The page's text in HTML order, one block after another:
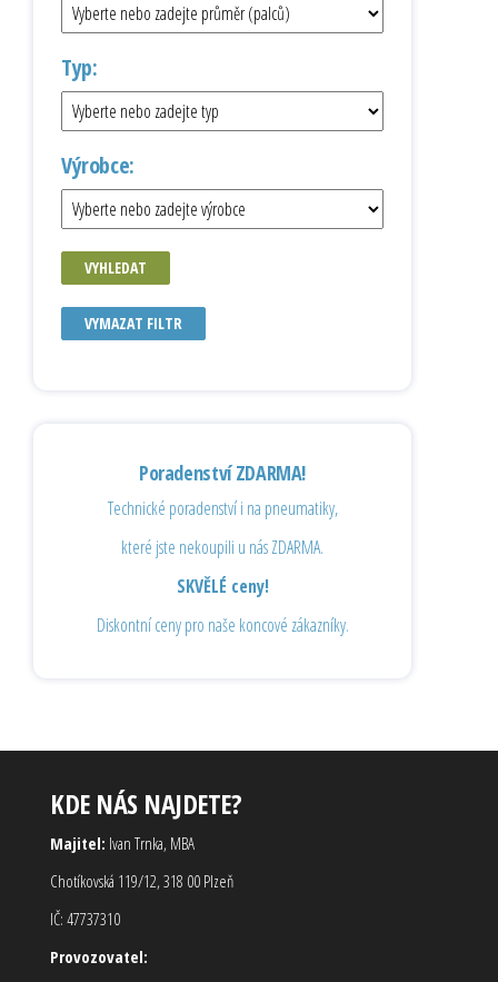
Typ:
Výrobce:
VYHLEDAT
VYMAZAT FILTR
Poradenství ZDARMA!
Technické poradenství i na pneumatiky,
které jste nekoupili u nás ZDARMA.
SKVĚLÉ ceny!
Diskontní ceny pro naše koncové zákazníky.
KDE NÁS NAJDETE?
Majitel: Ivan Trnka, MBA
Chotíkovská 119/12, 318 00 Plzeň
IČ: 47737310
Provozovatel: